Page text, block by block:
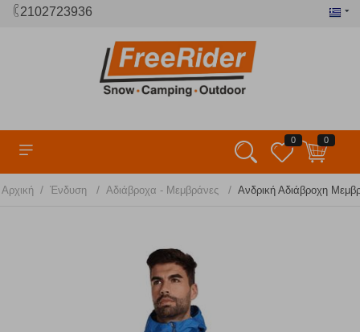
2102723936
0 0
Αρχική / Ένδυση / Αδιάβροχα - Μεμβράνες / Ανδρική Αδιάβροχη